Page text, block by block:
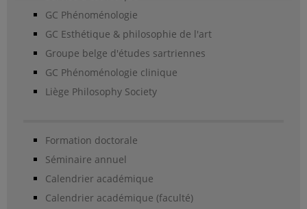
GC Phénoménologie
GC Esthétique & philosophie de l'art
Groupe belge d'études sartriennes
GC Phénoménologie clinique
Liège Philosophy Society
Formation doctorale
Séminaire annuel
Calendrier académique
Calendrier académique (faculté)